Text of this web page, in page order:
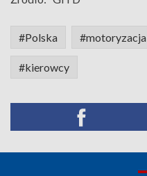
#Polska #motoryzacja
#kierowcy